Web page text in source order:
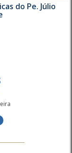
do Pe. Júlio